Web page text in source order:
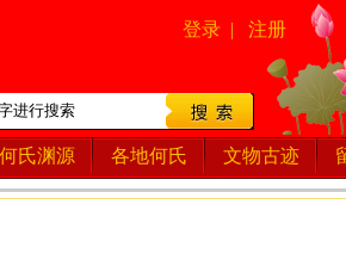
登录 | 注册
何氏渊源 各地何氏 文物古迹